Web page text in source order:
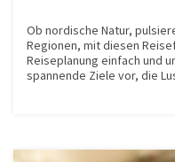
Ob nordische Natur,
Regionen, mit diesen
Reiseplanung einfach und
spannende Ziele vor, die